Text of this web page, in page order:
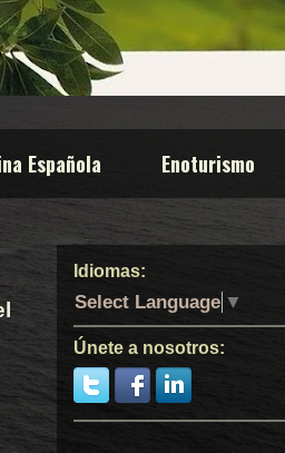
Española Enoturismo
Idiomas:
Select Language ▼
Únete a nosotros: